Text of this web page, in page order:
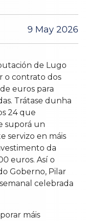
9 May 2026
de Lugo
o contrato dos
euros para
Trátase dunha
24 que
suporá un
servizo en máis
da
euros. Así o
Goberno, Pilar
celebrada
máis